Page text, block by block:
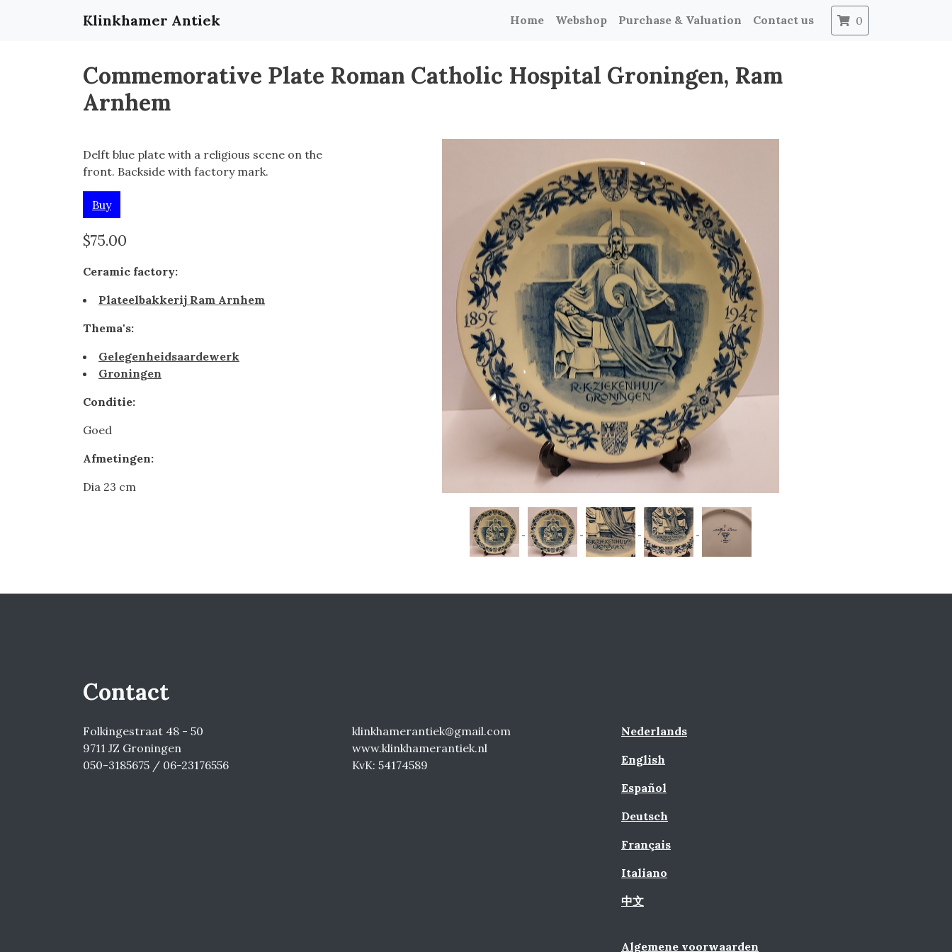
Klinkhamer Antiek Home Webshop Purchase & Valuation Contact us 0
Commemorative Plate Roman Catholic Hospital Groningen, Ram
Arnhem
Delft blue plate with a religious scene on the
front. Backside with factory mark.
Buy
$75.00
Ceramic factory:
Plateelbakkerij Ram Arnhem
Thema's:
Gelegenheidsaardewerk
Groningen
Conditie:
Goed
Afmetingen:
Dia 23 cm
Contact
Folkingestraat 48 - 50
9711 JZ Groningen
050-3185675 / 06-23176556
klinkhamerantiek@gmail.com
www.klinkhamerantiek.nl
KvK: 54174589
Nederlands
English
Español
Deutsch
Français
Italiano
中文
Algemene voorwaarden